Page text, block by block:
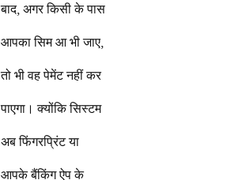
बाद, अगर किसी के पास
आपका सिम आ भी जाए,
तो भी वह पेमेंट नहीं कर
पाएगा। क्योंकि सिस्टम
अब फिंगरप्रिंट या
आपके बैंकिंग ऐप के